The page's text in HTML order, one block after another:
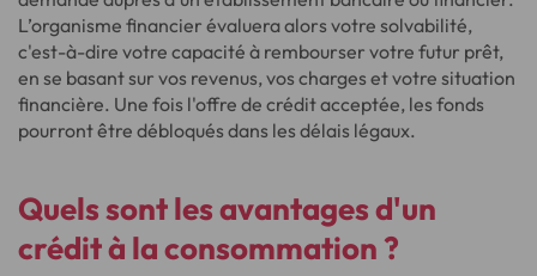
L’organisme financier évaluera alors votre solvabilité,
c'est-à-dire votre capacité à rembourser votre futur prêt,
en se basant sur vos revenus, vos charges et votre situation
financière. Une fois l'offre de crédit acceptée, les fonds
pourront être débloqués dans les délais légaux.
Quels sont les avantages d'un
crédit à la consommation ?